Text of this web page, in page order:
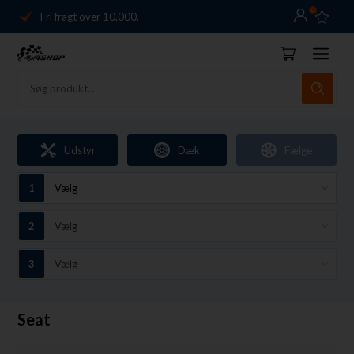
Fri fragt over 10.000,-
Danmarks førende
14 dages returret
Fri fragt over 10.000,-
Danmarks førende
14 dages returret
0
Udstyr Dæk Fælge
Seat